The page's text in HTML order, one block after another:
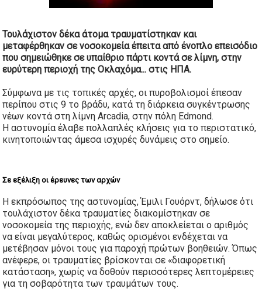
Τουλάχιστον δέκα άτομα τραυματίστηκαν και
μεταφέρθηκαν σε νοσοκομεία έπειτα από ένοπλο επεισόδιο
που σημειώθηκε σε υπαίθριο πάρτι κοντά σε λίμνη, στην
ευρύτερη περιοχή τηςΟκλαχόμα... στις ΗΠΑ.
Σύμφωνα με τις τοπικές αρχές, οι πυροβολισμοί έπεσαν
περίπου στις 9 το βράδυ, κατά τη διάρκεια συγκέντρωσης
νέων κοντά στη λίμνη Arcadia, στην πόλη Edmond.
Ηαστυνομίαέλαβε πολλαπλές κλήσεις για το περιστατικό,
κινητοποιώντας άμεσα ισχυρές δυνάμεις στο σημείο.
Σε εξέλιξη οι έρευνες των αρχών
Η εκπρόσωπος της αστυνομίας, Έμιλι Γουόρντ, δήλωσε ότι
τουλάχιστον δέκα τραυματίες διακομίστηκαν σε
νοσοκομεία της περιοχής, ενώδεν αποκλείεται ο αριθμός
να είναι μεγαλύτερος, καθώς ορισμένοι ενδέχεται να
μετέβησαν μόνοι τους για παροχή πρώτων βοηθειών. Όπως
ανέφερε, οι τραυματίες βρίσκονται σε «διαφορετική
κατάσταση», χωρίς να δοθούν περισσότερες λεπτομέρειες
για τη σοβαρότητα των τραυμάτων τους.